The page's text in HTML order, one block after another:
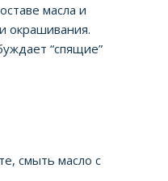
масла и
окрашивания.
“спящие”
смыть масло с